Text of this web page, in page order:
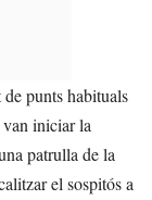
punts habituals
van iniciar la
patrulla de la
el sospitós a